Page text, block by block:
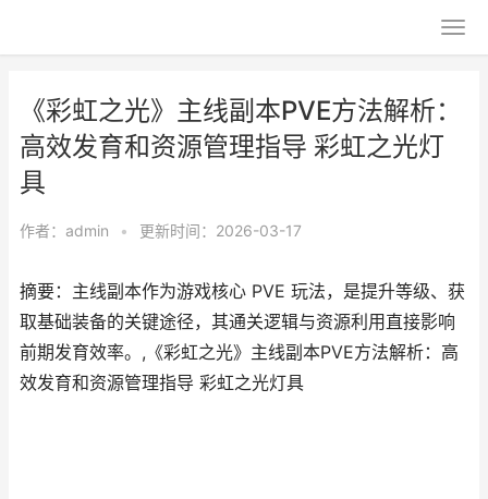
《彩虹之光》主线副本PVE方法解析：
高效发育和资源管理指导 彩虹之光灯
具
作者： admin • 更新时间：2026-03-17
摘要：主线副本作为游戏核心 PVE 玩法，是提升等级、获
取基础装备的关键途径，其通关逻辑与资源利用直接影响
前期发育效率。,《彩虹之光》主线副本PVE方法解析：高
效发育和资源管理指导 彩虹之光灯具